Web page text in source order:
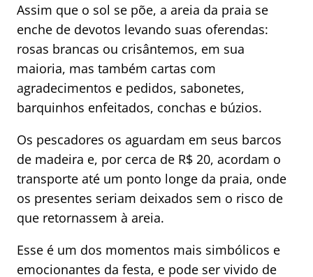
Assim que o sol se põe, a areia da praia se
enche de devotos levando suas oferendas:
rosas brancas ou crisântemos, em sua
maioria, mas também cartas com
agradecimentos e pedidos, sabonetes,
barquinhos enfeitados, conchas e búzios.
Os pescadores os aguardam em seus barcos
de madeira e, por cerca de R$ 20, acordam o
transporte até um ponto longe da praia, onde
os presentes seriam deixados sem o risco de
que retornassem à areia.
Esse é um dos momentos mais simbólicos e
emocionantes da festa, e pode ser vivido de